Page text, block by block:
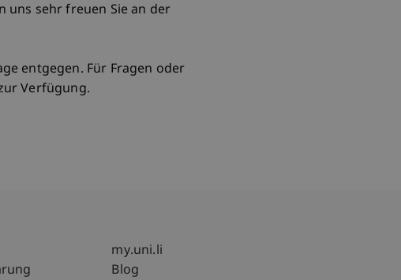
uns sehr freuen Sie an der
entgegen. Für Fragen oder
Verfügung.
Hinweise
Fußzeile Subdomain-
my.uni.li
Blog